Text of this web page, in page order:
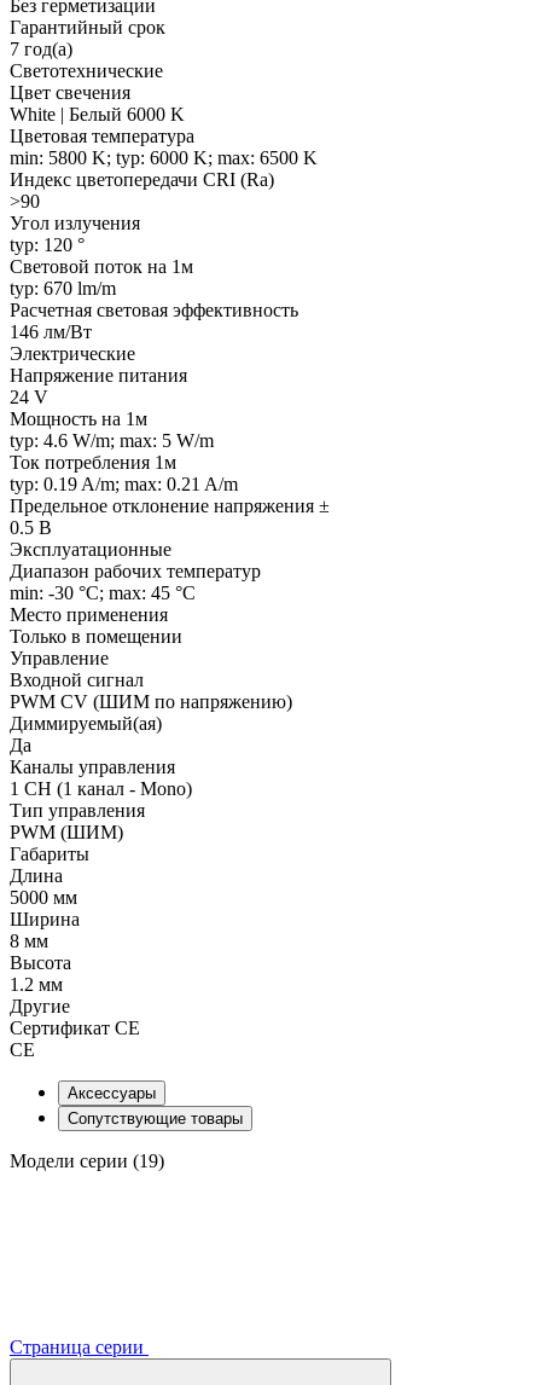
Без герметизации
Гарантийный срок
7 год(а)
Светотехнические
Цвет свечения
White | Белый 6000 K
Цветовая температура
min: 5800 K; typ: 6000 K; max: 6500 K
Индекс цветопередачи CRI (Ra)
>90
Угол излучения
typ: 120 °
Световой поток на 1м
typ: 670 lm/m
Расчетная световая эффективность
146 лм/Вт
Электрические
Напряжение питания
24 V
Мощность на 1м
typ: 4.6 W/m; max: 5 W/m
Ток потребления 1м
typ: 0.19 A/m; max: 0.21 A/m
Предельное отклонение напряжения ±
0.5 В
Эксплуатационные
Диапазон рабочих температур
min: -30 °C; max: 45 °C
Место применения
Только в помещении
Управление
Входной сигнал
PWM СV (ШИМ по напряжению)
Диммируемый(ая)
Да
Каналы управления
1 CH (1 канал - Mono)
Тип управления
PWM (ШИМ)
Габариты
Длина
5000 мм
Ширина
8 мм
Высота
1.2 мм
Другие
Сертификат CE
CE
Аксессуары
Сопутствующие товары
Модели серии (19)
Страница серии